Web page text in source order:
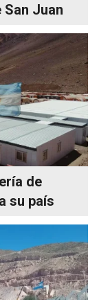
Juan
de
su país